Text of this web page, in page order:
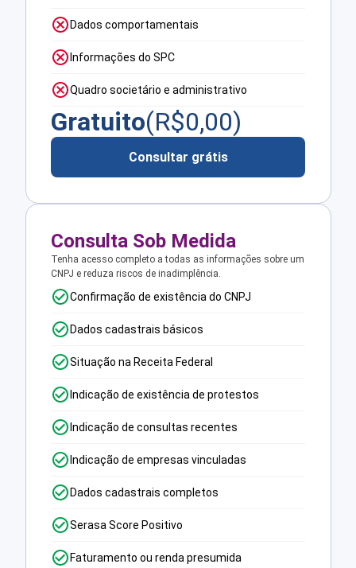
Dados comportamentais
Informações do SPC
Quadro societário e administrativo
Gratuito(R$0,00)
Consultar grátis
Consulta Sob Medida
Tenha acesso completo a todas as informações sobre um
CNPJ e reduza riscos de inadimplência.
Confirmação de existência do CNPJ
Dados cadastrais básicos
Situação na Receita Federal
Indicação de existência de protestos
Indicação de consultas recentes
Indicação de empresas vinculadas
Dados cadastrais completos
Serasa Score Positivo
Faturamento ou renda presumida